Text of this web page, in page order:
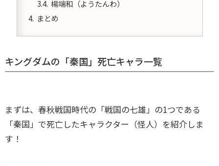
楊端和（ようたんわ）
まとめ
キングダムの「秦国」死亡キャラ一覧
まずは、春秋戦国時代の「戦国の七雄」の1つである
「秦国」で死亡したキャラクター（怪人）を紹介しま
す！